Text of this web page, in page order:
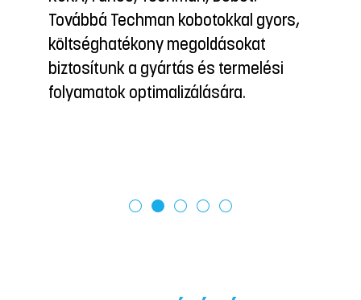
gyors,
termelési